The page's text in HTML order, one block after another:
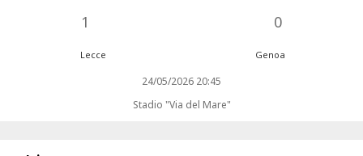
1 0
Lecce Genoa
24/05/2026 20:45
Stadio "Via del Mare"